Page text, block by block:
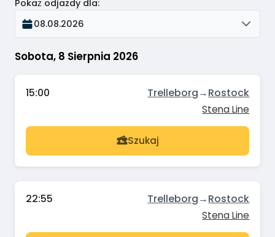
Sobota, 8 Sierpnia 2026
Pokaż odjazdy dla:
08.08.2026
15:00 Trelleborg→Rostock
Stena Line
Szukaj
22:55 Trelleborg→Rostock
Stena Line